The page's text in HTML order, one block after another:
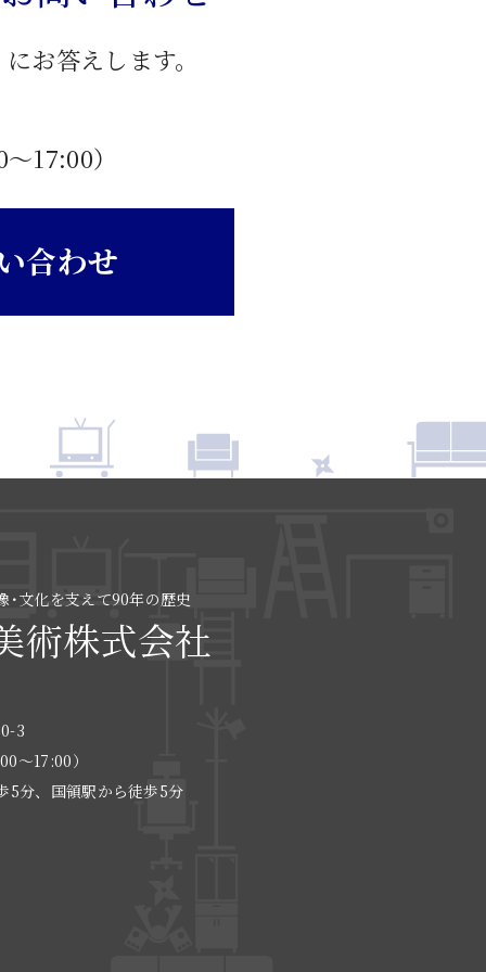
お答えします。
〜17:00）
合わせ
･文化を支えて90年の歴史
術株式会社
3
〜17:00）
分、国領駅から徒歩5分